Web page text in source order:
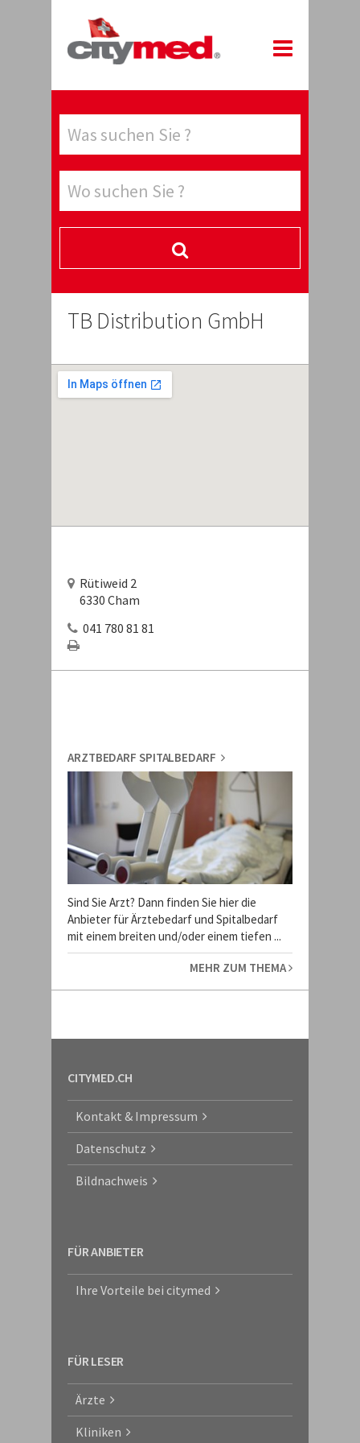
TB Distribution GmbH
Rütiweid 2
6330 Cham
041 780 81 81
ARZTBEDARF SPITALBEDARF
Sind Sie Arzt? Dann finden Sie hier die
Anbieter für Ärztebedarf und Spitalbedarf
mit einem breiten und/oder einem tiefen ...
MEHR ZUM THEMA
CITYMED.CH
Kontakt & Impressum
Datenschutz
Bildnachweis
FÜR ANBIETER
Ihre Vorteile bei citymed
FÜR LESER
Ärzte
Kliniken